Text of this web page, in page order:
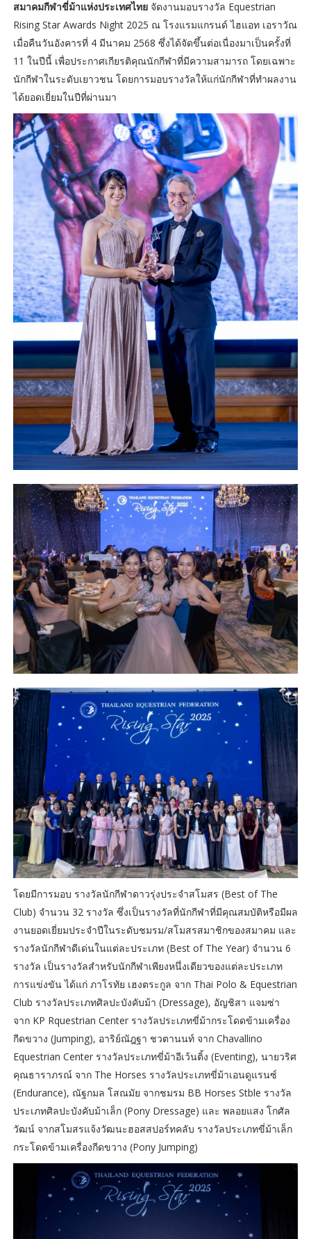
สมาคมกีฬาขี่ม้าแห่งประเทศไทยจัดงานมอบรางวัล Equestrian
Rising Star Awards Night 2025 ณ โรงแรมแกรนด์ ไฮแอท เอราวัณ
เมื่อคืนวันอังคารที่ 4 มีนาคม 2568 ซึ่งได้จัดขึ้นต่อเนื่องมาเป็นครั้งที่
11 ในปีนี้ เพื่อประกาศเกียรติคุณนักกีฬาที่มีความสามารถ โดยเฉพาะ
นักกีฬาในระดับเยาวชน โดยการมอบรางวัลให้แก่นักกีฬาที่ทำผลงาน
ได้ยอดเยี่ยมในปีที่ผ่านมา
โดยมีการมอบ รางวัลนักกีฬาดาวรุ่งประจำสโมสร (Best of The
Club) จำนวน 32 รางวัล ซึ่งเป็นรางวัลที่นักกีฬาที่มีคุณสมบัติหรือมีผล
งานยอดเยี่ยมประจำปีในระดับชมรม/สโมสรสมาชิกของสมาคม และ
รางวัลนักกีฬาดีเด่นในแต่ละประเภท (Best of The Year) จำนวน 6
รางวัล เป็นรางวัลสำหรับนักกีฬาเพียงหนึ่งเดียวของแต่ละประเภท
การแข่งขัน ได้แก่ ภาโรทัย เฮงตระกูล จาก Thai Polo & Equestrian
Club รางวัลประเภทศิลปะบังคับม้า (Dressage), อัญชิสา แจมซ่า
จาก KP Rquestrian Center รางวัลประเภทขี่ม้ากระโดดข้ามเครื่อง
กีดขวาง (Jumping), อาริย์ณัฎฐา ชวตานนท์ จาก Chavallino
Equestrian Center รางวัลประเภทขี่ม้าอีเว้นติ้ง (Eventing), นายวริศ
คุณธาราภรณ์ จาก The Horses รางวัลประเภทขี่ม้าเอนดูแรนซ์
(Endurance), ณัฐกมล โสณมัย จากชมรม BB Horses Stble รางวัล
ประเภทศิลปะบังคับม้าเล็ก (Pony Dressage) และ พลอยแสง โกศัล
วัฒน์ จากสโมสรแจ้งวัฒนะฮอสสปอร์ทคลับ รางวัลประเภทขี่ม้าเล็ก
กระโดดข้ามเครื่องกีดขวาง (Pony Jumping)